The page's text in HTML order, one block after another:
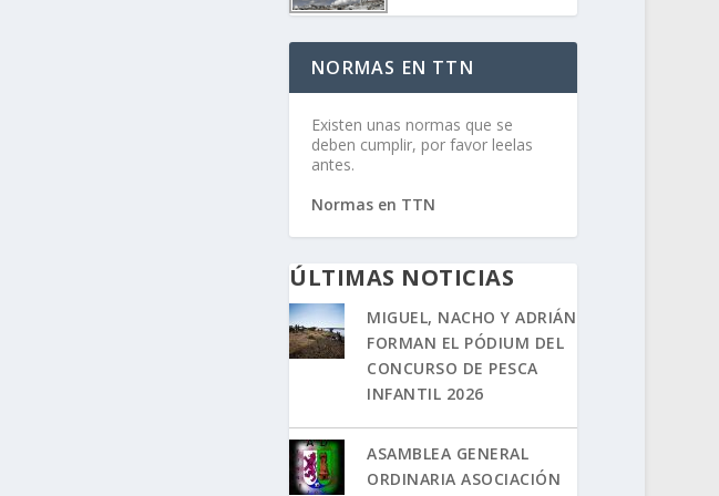
NORMAS EN TTN
Existen unas normas que se
deben cumplir, por favor leelas
antes.
Normas en TTN
ÚLTIMAS NOTICIAS
MIGUEL, NACHO Y ADRIÁN
FORMAN EL PÓDIUM DEL
CONCURSO DE PESCA
INFANTIL 2026
ASAMBLEA GENERAL
ORDINARIA ASOCIACIÓN